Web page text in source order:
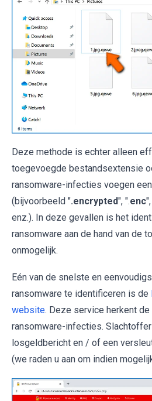
Deze methode is echter alleen
toegevoegde bestandsextensie
ransomware-infecties voegen
(bijvoorbeeld ".encrypted", ".enc
enz.). In deze gevallen is het
ransomware aan de hand van de
onmogelijk.
Eén van de snelste en
ransomware te identificeren is de
website. Deze service herkent
ransomware-infecties.
losgeldbericht en / of een
(we raden u aan om indien